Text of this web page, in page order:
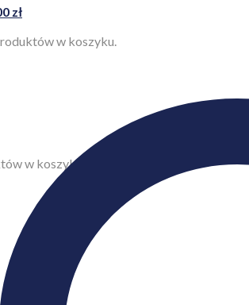
zł
w koszyku.
w koszyku.